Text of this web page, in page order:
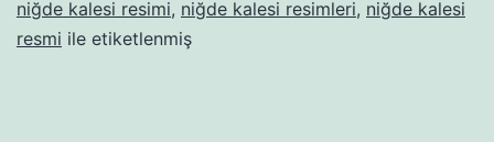
niğde kalesi resimi, niğde kalesi resimleri, niğde kalesi
resmi ile etiketlenmiş